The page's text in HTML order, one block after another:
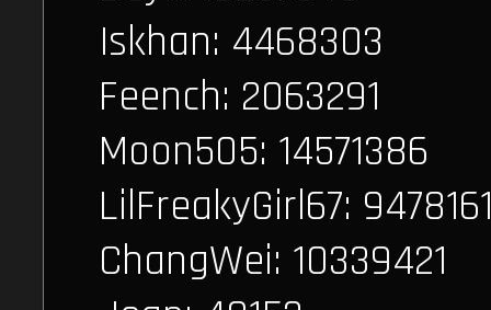
Iskhan: 4468303
Feench: 2063291
Moon505: 14571386
LilFreakyGirl67:
ChangWei: 10339421